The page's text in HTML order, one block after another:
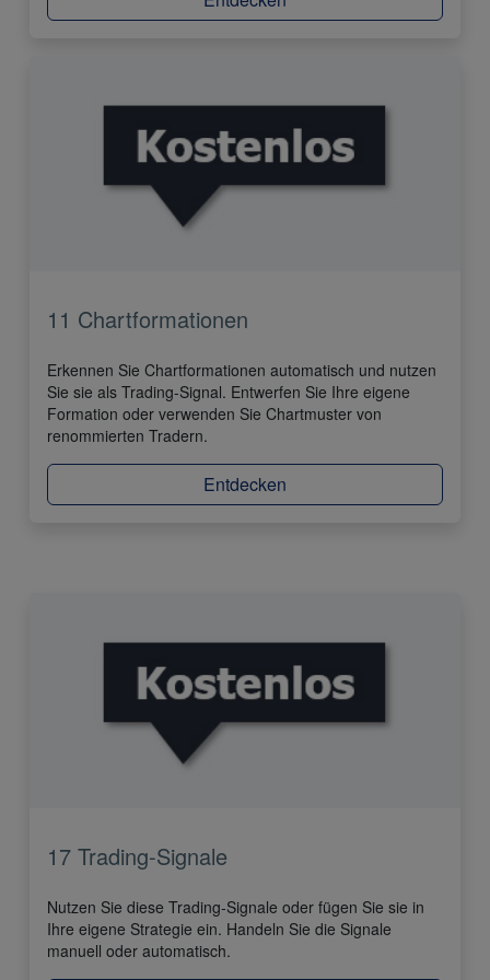
11 Chartformationen
Erkennen Sie Chartformationen automatisch und nutzen
Sie sie als Trading-Signal. Entwerfen Sie Ihre eigene
Formation oder verwenden Sie Chartmuster von
renommierten Tradern.
Entdecken
17 Trading-Signale
Nutzen Sie diese Trading-Signale oder fügen Sie sie in
Ihre eigene Strategie ein. Handeln Sie die Signale
manuell oder automatisch.